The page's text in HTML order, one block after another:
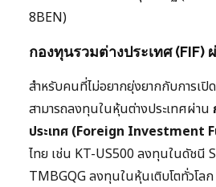
8BEN)
กองทุนรวมต่างประเทศ (FIF)
สำหรับคนที่ไม่อยากยุ่งยากกับการเปิ
สามารถลงทุนในหุ้นต่างประเทศผ่าน
ประเทศ (Foreign Investment
ไทย เช่น KT-US500 ลงทุนในดัชนี
TMBGQG ลงทุนในหุ้นเติบโตทั่วโล